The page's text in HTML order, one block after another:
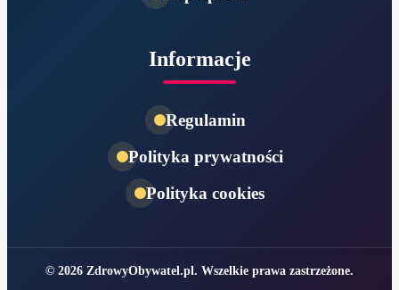
Informacje
Regulamin
Polityka prywatności
Polityka cookies
© 2026 ZdrowyObywatel.pl. Wszelkie prawa zastrzeżone.